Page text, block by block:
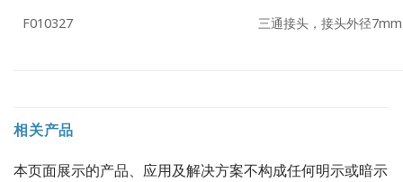
F010327 三通接头，接头外径7mm
相关产品
本页面展示的产品、应用及解决方案不构成任何明示或暗示